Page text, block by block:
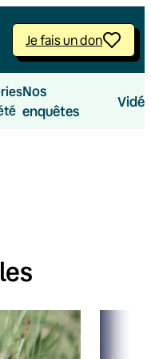
Je fais un don
Nos
enquêtes